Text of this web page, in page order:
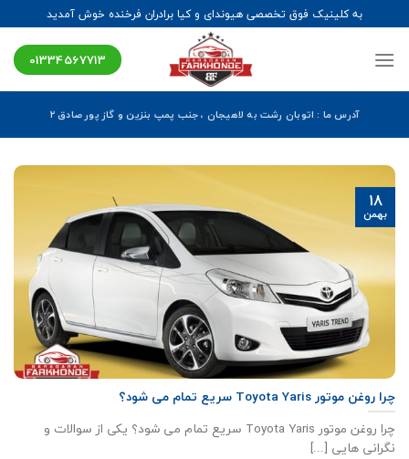
to
content
به کلینیک فوق تخصصی هیوندای و کیا برادران فرخنده خوش آمدید
01334567713
آدرس ما : اتوبان رشت به لاهیجان ، جنب پمپ بنزین و گاز پور صادق ۲
چرا روغن موتور Toyota Yaris سریع تمام می شود؟
چرا روغن موتور Toyota Yaris سریع تمام می شود؟ یکی از سوالات و
نگرانی هایی [...]
18
بهمن